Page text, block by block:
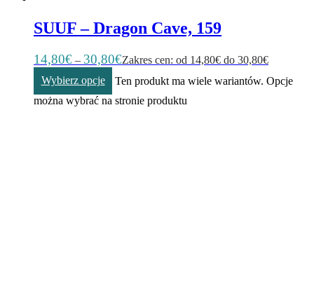
SUUF – Dragon Cave, 159
14,80€ – 30,80€Zakres cen: od 14,80€ do 30,80€
Wybierz opcje
Ten produkt ma wiele wariantów. Opcje
można wybrać na stronie produktu